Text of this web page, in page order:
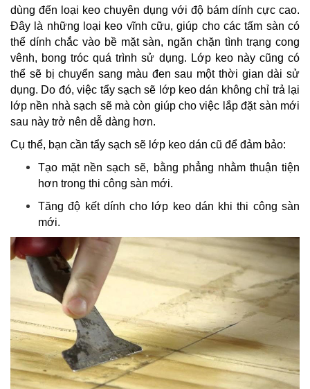
dùng đến loại keo chuyên dụng với độ bám dính cực cao.
Đây là những loại keo vĩnh cữu, giúp cho các tấm sàn có
thể dính chắc vào bề mặt sàn, ngăn chặn tình trạng cong
vênh, bong tróc quá trình sử dụng. Lớp keo này cũng có
thể sẽ bị chuyển sang màu đen sau một thời gian dài sử
dụng. Do đó, việc tẩy sạch sẽ lớp keo dán không chỉ trả lại
lớp nền nhà sạch sẽ mà còn giúp cho việc lắp đặt sàn mới
sau này trở nên dễ dàng hơn.
Cụ thể, bạn cần tẩy sạch sẽ lớp keo dán cũ để đảm bảo:
Tạo mặt nền sạch sẽ, bằng phẳng nhằm thuận tiện
hơn trong thi công sàn mới.
Tăng độ kết dính cho lớp keo dán khi thi công sàn
mới.